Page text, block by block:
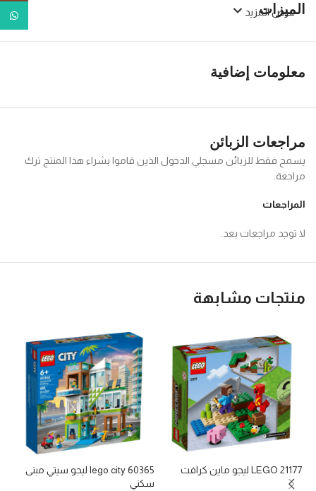
الميزات
عرض المزيد
معلومات إضافية
مراجعات الزبائن
المراجعات
لا توجد مراجعات بعد.
يسمح فقط للزبائن مسجلي الدخول الذين قاموا بشراء هذا المنتج ترك
مراجعة.
منتجات مشابهة
21177 LEGO ليجو ماين كرافت
lego city 60365 ليجو سيتي مبنى
سكني